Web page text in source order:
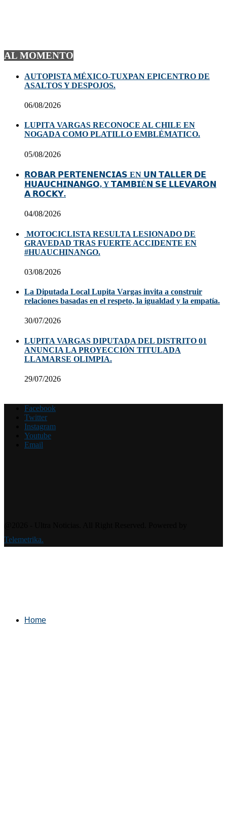
AL MOMENTO
AUTOPISTA MÉXICO-TUXPAN EPICENTRO DE
ASALTOS Y DESPOJOS.
06/08/2026
LUPITA VARGAS RECONOCE AL CHILE EN
NOGADA COMO PLATILLO EMBLÉMATICO.
05/08/2026
𝗥𝗢𝗕𝗔𝗥 𝗣𝗘𝗥𝗧𝗘𝗡𝗘𝗡𝗖𝗜𝗔𝗦 EN 𝗨𝗡 𝗧𝗔𝗟𝗟𝗘𝗥 𝗗𝗘
𝗛𝗨𝗔𝗨𝗖𝗛𝗜𝗡𝗔𝗡𝗚𝗢, Y 𝗧𝗔𝗠𝗕𝗜É𝗡 𝗦𝗘 𝗟𝗟𝗘𝗩𝗔𝗥𝗢𝗡
𝗔 𝗥𝗢𝗖𝗞𝗬.
04/08/2026
MOTOCICLISTA RESULTA LESIONADO DE
GRAVEDAD TRAS FUERTE ACCIDENTE EN
#HUAUCHINANGO.
03/08/2026
La Diputada Local Lupita Vargas invita a construir
relaciones basadas en el respeto, la igualdad y la empatía.
30/07/2026
LUPITA VARGAS DIPUTADA DEL DISTRITO 01
ANUNCIA LA PROYECCIÓN TITULADA
LLAMARSE OLIMPIA.
29/07/2026
Facebook
Twitter
Instagram
Youtube
Email
Telemetrika.
Home